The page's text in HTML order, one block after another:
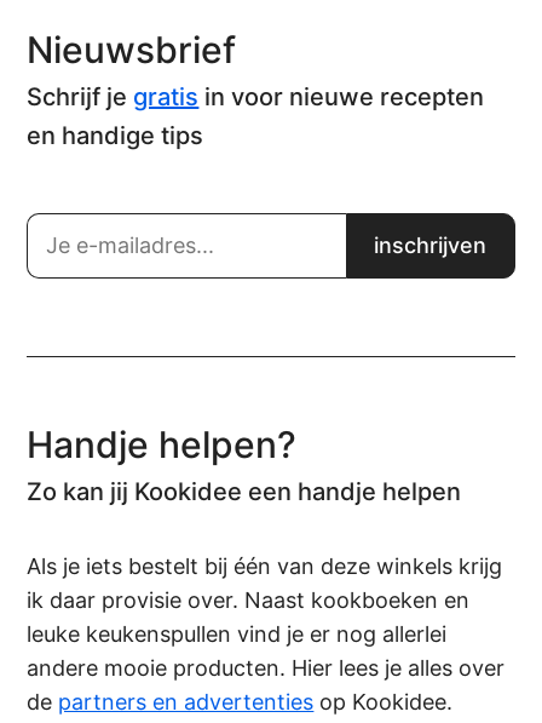
Nieuwsbrief
Schrijf je gratis in voor nieuwe recepten
en handige tips
Handje helpen?
Zo kan jij Kookidee een handje helpen
Als je iets bestelt bij één van deze winkels krijg
ik daar provisie over. Naast kookboeken en
leuke keukenspullen vind je er nog allerlei
andere mooie producten. Hier lees je alles over
de partners en advertenties op Kookidee.